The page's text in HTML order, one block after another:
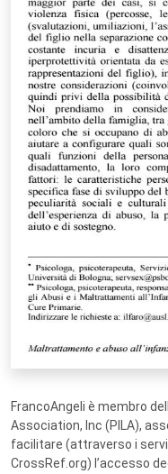
FrancoAngeli è membro
Association, Inc (PILA),
facilitare (attraverso i
CrossRef.org) l’accesso